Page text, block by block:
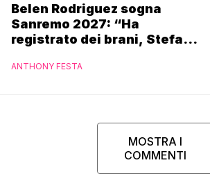
Belen Rodriguez sogna
Sanremo 2027: “Ha
registrato dei brani, Stefano
ANTHONY FESTA
MOSTRA I
COMMENTI